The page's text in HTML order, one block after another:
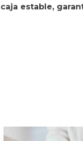
estable,